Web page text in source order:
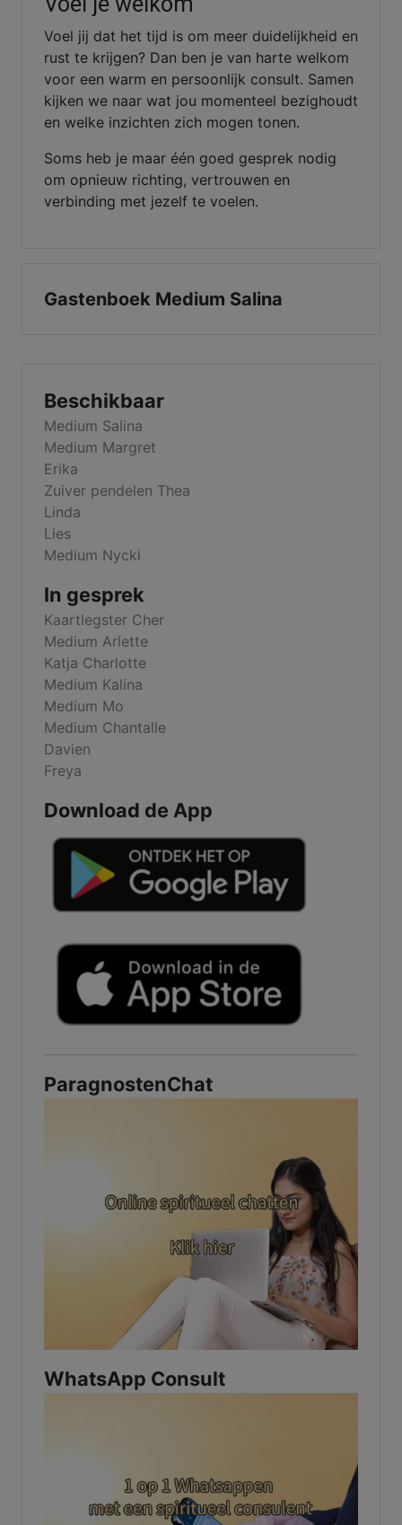
Voel jij dat het tijd is om meer duidelijkheid en
rust te krijgen? Dan ben je van harte welkom
voor een warm en persoonlijk consult. Samen
kijken we naar wat jou momenteel bezighoudt
en welke inzichten zich mogen tonen.
Soms heb je maar één goed gesprek nodig
om opnieuw richting, vertrouwen en
verbinding met jezelf te voelen.
Gastenboek Medium Salina
Beschikbaar
Medium Salina
Medium Margret
Erika
Zuiver pendelen Thea
Linda
Lies
Medium Nycki
In gesprek
Kaartlegster Cher
Medium Arlette
Katja Charlotte
Medium Kalina
Medium Mo
Medium Chantalle
Davien
Freya
Download de App
ParagnostenChat
WhatsApp Consult